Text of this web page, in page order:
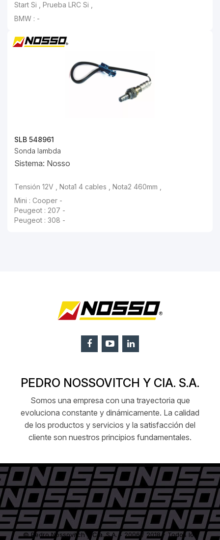
Start Si , Prueba LRC Si ,
BMW : -
SLB 548961
Sonda lambda
Sistema: Nosso
Tensión 12V , Nota1 4 cables , Nota2 460mm ,
Mini : Cooper -
Peugeot : 207 -
Peugeot : 308 -
PEDRO NOSSOVITCH Y CIA. S.A.
Somos una empresa con una trayectoria que
evoluciona constante y dinámicamente. La calidad
de los productos y servicios y la satisfacción del
cliente son nuestros principios fundamentales.
© Pedro Nossovitch y Cía. S.A. - 2006 / 2018 - Todos los